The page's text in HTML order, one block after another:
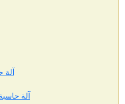
آلة
آلة